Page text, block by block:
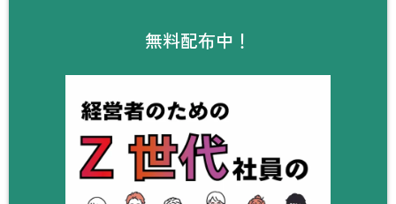
無料配布中！